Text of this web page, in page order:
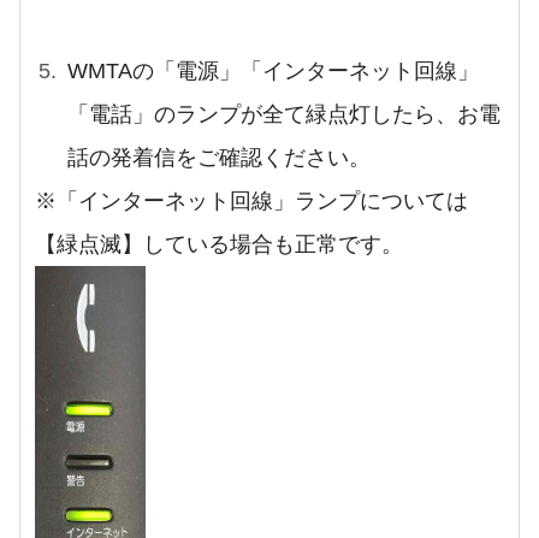
WMTAの「電源」「インターネット回線」
「電話」のランプが全て緑点灯したら、お電
話の発着信をご確認ください。
※「インターネット回線」ランプについては
【緑点滅】している場合も正常です。